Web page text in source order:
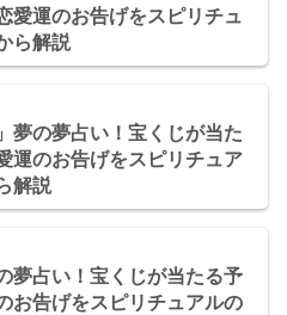
愛運のお告げをスピリチュ
ら解説
夢の夢占い！宝くじが当た
運のお告げをスピリチュア
解説
夢占い！宝くじが当たる予
お告げをスピリチュアルの